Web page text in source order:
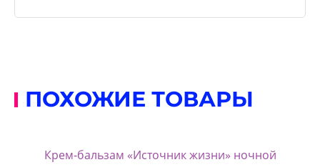
ПОХОЖИЕ ТОВАРЫ
Крем-бальзам «Источник жизни» ночной